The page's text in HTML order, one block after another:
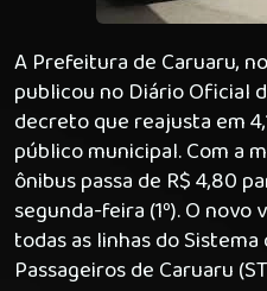
A Prefeitura de Caruaru,
publicou no Diário Oficial
decreto que reajusta em
público municipal. Com a
ônibus passa de R$ 4,80
segunda-feira (1º). O
todas as linhas do
Passageiros de Caruaru